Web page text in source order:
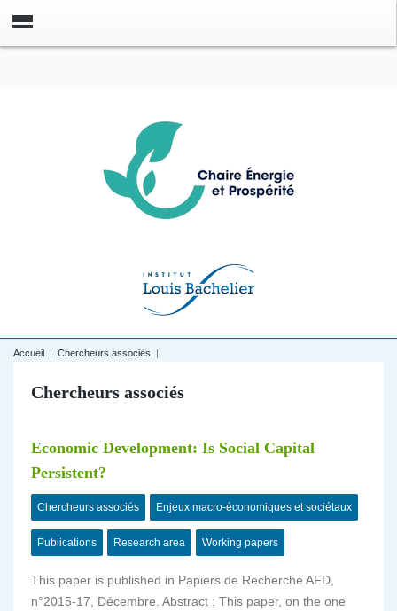
Accueil | Chercheurs associés |
Chercheurs associés
Economic Development: Is Social Capital
Persistent?
Chercheurs associés Enjeux macro-économiques et sociétaux
Publications Research area Working papers
This paper is published in Papiers de Recherche AFD,
n°2015-17, Décembre. Abstract : This paper, on the one